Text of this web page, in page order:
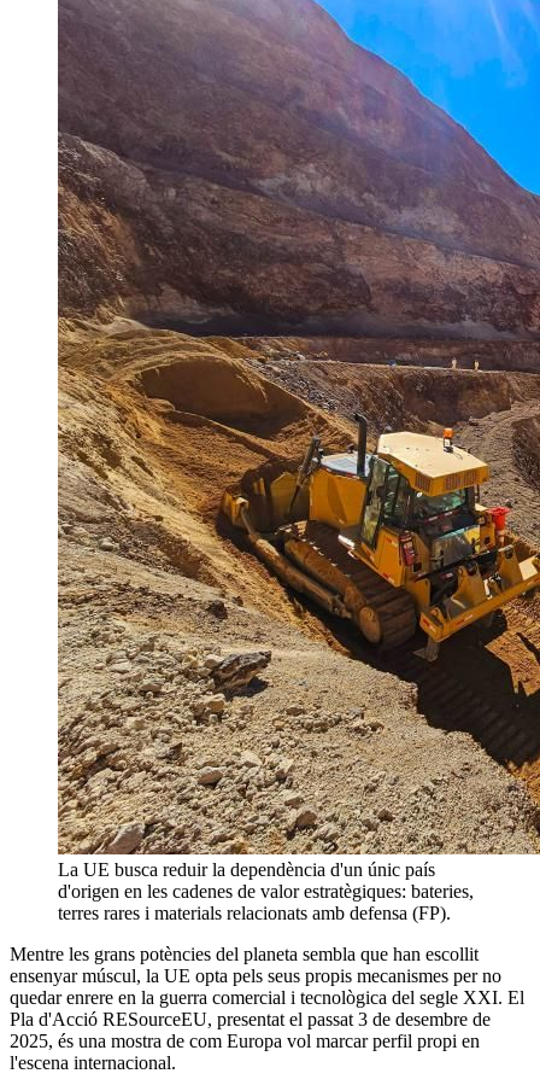
La UE busca reduir la dependència d'un únic país
d'origen en les cadenes de valor estratègiques: bateries,
terres rares i materials relacionats amb defensa (FP).
Mentre les grans potències del planeta sembla que han escollit
ensenyar múscul, la UE opta pels seus propis mecanismes per no
quedar enrere en la guerra comercial i tecnològica del segle XXI. El
Pla d'Acció RESourceEU, presentat el passat 3 de desembre de
2025, és una mostra de com Europa vol marcar perfil propi en
l'escena internacional.